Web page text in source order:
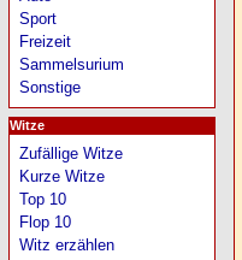
Sport
Freizeit
Sammelsurium
Sonstige
Witze
Zufällige Witze
Kurze Witze
Top 10
Flop 10
Witz erzählen